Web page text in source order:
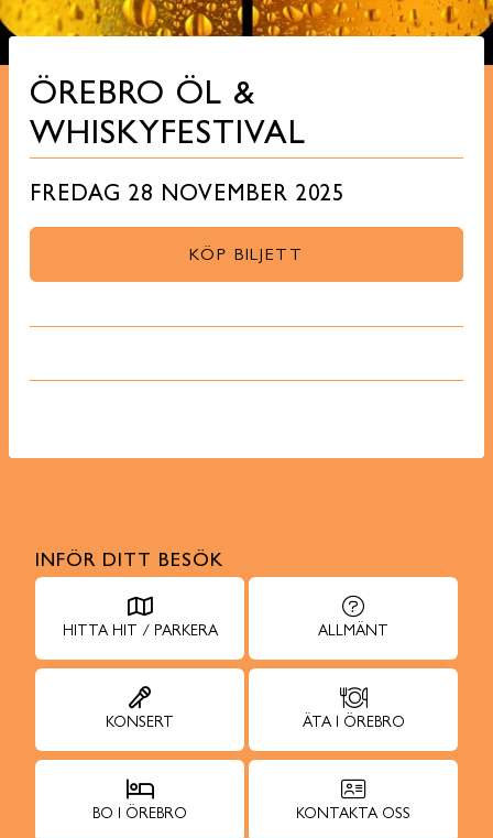
ÖREBRO ÖL &
WHISKYFESTIVAL
FREDAG 28 NOVEMBER 2025
KÖP BILJETT
INFÖR DITT BESÖK
HITTA HIT / PARKERA ALLMÄNT
KONSERT ÄTA I ÖREBRO
BO I ÖREBRO KONTAKTA OSS